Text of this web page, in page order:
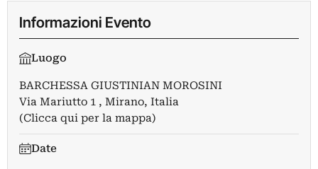
Informazioni Evento
Luogo
BARCHESSA GIUSTINIAN MOROSINI
Via Mariutto 1 , Mirano, Italia
(Clicca qui per la mappa)
Date